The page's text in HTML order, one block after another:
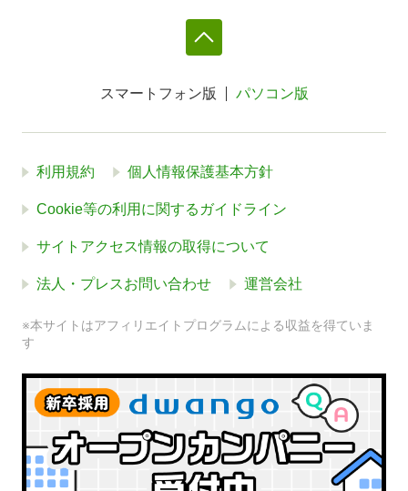
スマートフォン版 パソコン版
利用規約 個人情報保護基本方針
Cookie等の利用に関するガイドライン
サイトアクセス情報の取得について
法人・プレスお問い合わせ 運営会社
※本サイトはアフィリエイトプログラムによる収益を得ていま
す